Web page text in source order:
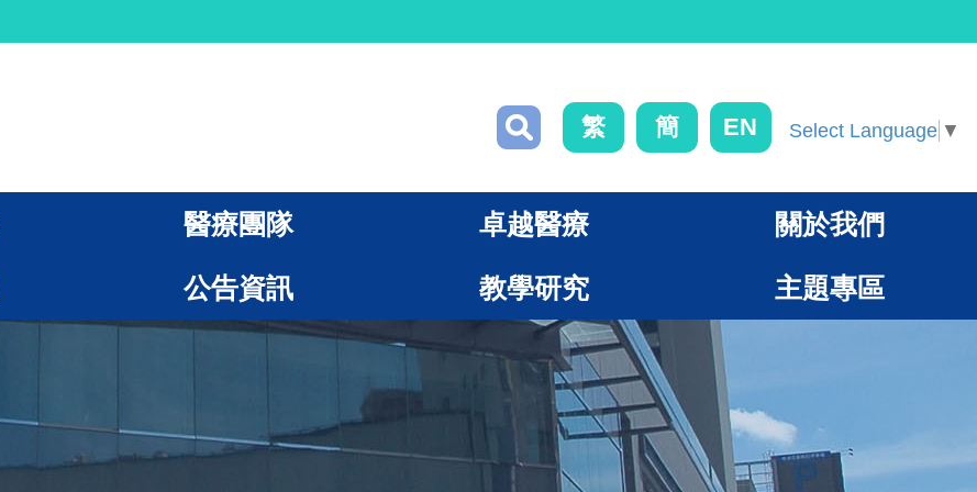
繁 簡 EN Select Language ▼
醫療團隊 卓越醫療 關於我們
公告資訊 教學研究 主題專區